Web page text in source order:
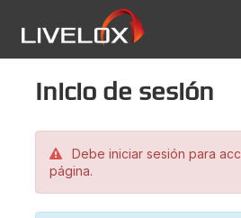
Inicio de sesión
Debe iniciar sesión para
página.